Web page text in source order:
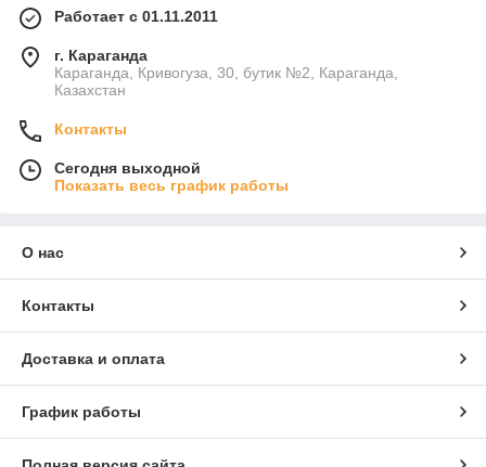
Работает с 01.11.2011
г. Караганда
Караганда, Кривогуза, 30, бутик №2, Караганда,
Казахстан
Контакты
Сегодня выходной
Показать весь график работы
О нас
Контакты
Доставка и оплата
График работы